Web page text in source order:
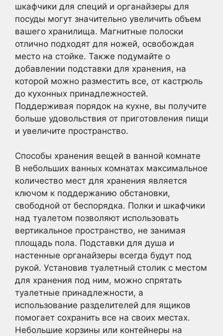
шкафчики для специй и органайзеры для
посуды могут значительно увеличить объем
вашего хранилища. Магнитные полоски
отлично подходят для ножей, освобождая
место на стойке. Также подумайте о
добавлении подставки для хранения, на
которой можно разместить все, от кастрюль
до кухонных принадлежностей.
Поддерживая порядок на кухне, вы получите
больше удовольствия от приготовления пищи
и увеличите пространство.
Способы хранения вещей в ванной комнате
В небольших ванных комнатах максимальное
количество мест для хранения является
ключом к поддержанию обстановки,
свободной от беспорядка. Полки и шкафчики
над туалетом позволяют использовать
вертикальное пространство, не занимая
площадь пола. Подставки для душа и
настенные органайзеры всегда будут под
рукой. Установив туалетный столик с местом
для хранения под ним, можно спрятать
туалетные принадлежности, а
использование разделителей для ящиков
помогает сохранить все на своих местах.
Небольшие корзины или контейнеры на